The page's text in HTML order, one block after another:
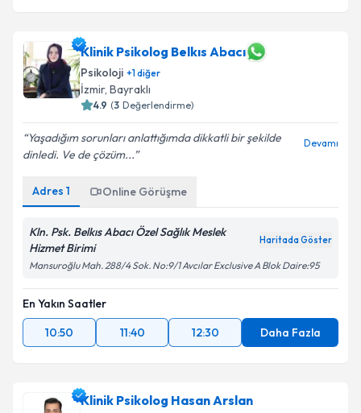
Klinik Psikolog Belkıs Abacı
Psikoloji +1diğer
İzmir, Bayraklı
4.9 (3 Değerlendirme)
Yaşadığım sorunları anlattığımda dikkatli bir şekilde
dinledi. Ve de çözüm...
Devamı
Adres 1 Online Görüşme
Kln. Psk. Belkıs Abacı Özel Sağlık Meslek
Hizmet Birimi
Haritada Göster
Mansuroğlu Mah. 288/4 Sok. No:9/1 Avcılar Exclusive A Blok Daire:95
En Yakın Saatler
10:50
11:40 12:30 Daha Fazla
Klinik Psikolog Hasan Arslan